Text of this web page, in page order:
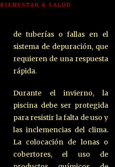
BIENESTAR & SALUD
de tuberías o fallas en el
sistema de depuración, que
requieren de una respuesta
rápida.
Durante el invierno, la
piscina debe ser protegida
para resistir la falta de uso y
las inclemencias del clima.
La colocación de lonas o
cobertores, el uso de